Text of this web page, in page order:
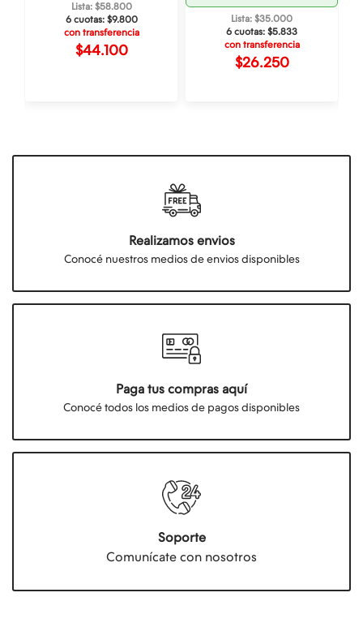
Lista: $58.800
6 cuotas: $9.800
con transferencia
$44.100
Lista: $35.000
6 cuotas: $5.833
con transferencia
$26.250
Realizamos envios
Conocé nuestros medios de envios disponibles
Paga tus compras aquí
Conocé todos los medios de pagos disponibles
Soporte
Comunícate con nosotros